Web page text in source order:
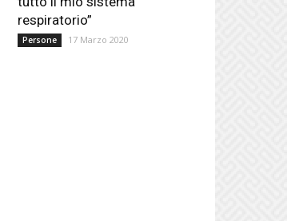
respiratorio”
Persone 17 Marzo 2020